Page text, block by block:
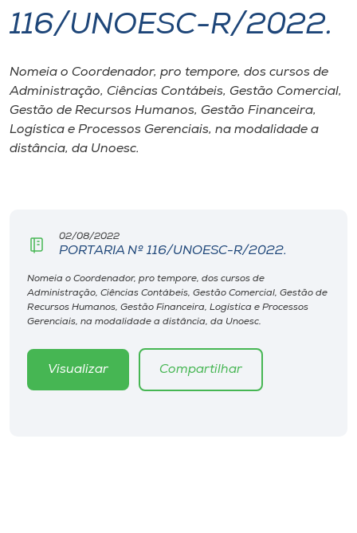
I.nova
Diplomados
Cultura
Editora
Rádio
Museu
116/UNOESC-R/2022.
Nomeia o Coordenador, pro tempore, dos cursos de
Administração, Ciências Contábeis, Gestão Comercial,
Gestão de Recursos Humanos, Gestão Financeira,
Logística e Processos Gerenciais, na modalidade a
distância, da Unoesc.
02/08/2022
PORTARIA Nº 116/UNOESC-R/2022.
Nomeia o Coordenador, pro tempore, dos cursos de
Administração, Ciências Contábeis, Gestão Comercial, Gestão de
Recursos Humanos, Gestão Financeira, Logística e Processos
Gerenciais, na modalidade a distância, da Unoesc.
Visualizar Compartilhar